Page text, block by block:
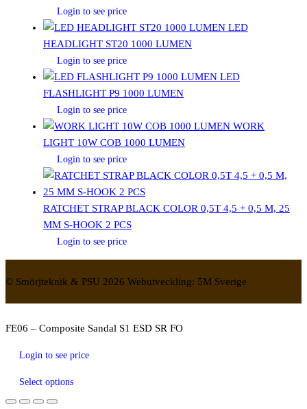
Login to see price
LED
HEADLIGHT ST20 1000 LUMEN
Login to see price
LED
FLASHLIGHT P9 1000 LUMEN
Login to see price
WORK
LIGHT 10W COB 1000 LUMEN
Login to see price
RATCHET STRAP BLACK COLOR 0,5T 4,5 + 0,5 M, 25
MM S-HOOK 2 PCS
Login to see price
© Smörjteknik & PSU 2026 Webutveckling: 5M Sverige
FE06 – Composite Sandal S1 ESD SR FO
Login to see price
Select options